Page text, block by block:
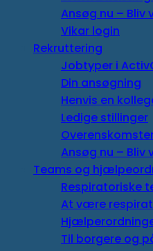
Ansøg nu – Bliv
Vikar login
Rekruttering
Jobtyper i
Din ansøgning
Henvis en
Ledige stillinger
Ansøg nu – Bliv
Teams og
Respiratoriske
At være
Til borgere og